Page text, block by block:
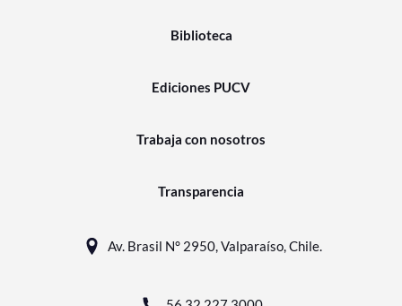
Biblioteca
Ediciones PUCV
Trabaja con nosotros
Transparencia
Av. Brasil N° 2950, Valparaíso, Chile.